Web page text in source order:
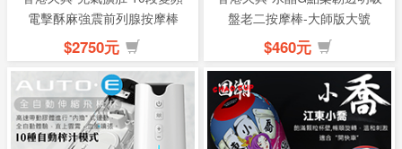
電擊酥麻強震前列腺按摩棒
$2750元
盤老二按摩棒-大師版大號
$460元